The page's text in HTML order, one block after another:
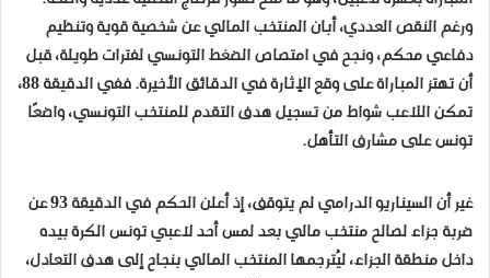
ورغم النقص العددي، أبان المنتخب المالي عن شخصية قوية وتنظيم
دفاعي محكم، ونجح في امتصاص الضغط التونسي لفترات طويلة، قبل
أن تهتز المباراة على وقع الإثارة في الدقائق الأخيرة. ففي الدقيقة 88،
تمكن اللاعب شواط من تسجيل هدف التقدم للمنتخب التونسي، واضعًا
تونس على مشارف التأهل.
غير أن السيناريو الدرامي لم يتوقف، إذ أعلن الحكم في الدقيقة 93 عن
ضربة جزاء لصالح منتخب مالي بعد لمس أحد لاعبي تونس الكرة بيده
داخل منطقة الجزاء، ليُترجمها المنتخب المالي بنجاح إلى هدف التعادل،